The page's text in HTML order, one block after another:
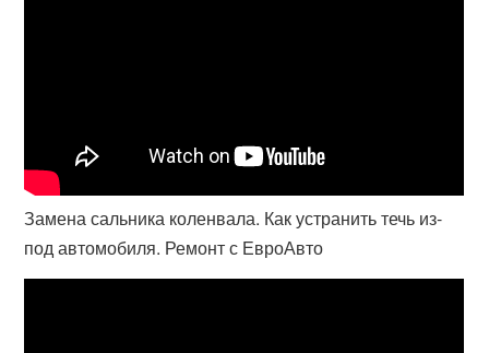
Замена сальника коленвала. Как устранить течь из-
под автомобиля. Ремонт с ЕвроАвто